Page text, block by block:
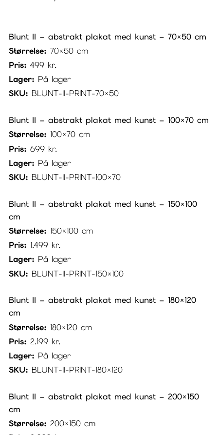
Blunt II – abstrakt plakat med kunst – 70×50 cm
Størrelse: 70×50 cm
Pris: 499 kr.
Lager: På lager
SKU: BLUNT-II-PRINT-70×50
Blunt II – abstrakt plakat med kunst – 100×70 cm
Størrelse: 100×70 cm
Pris: 699 kr.
Lager: På lager
SKU: BLUNT-II-PRINT-100×70
Blunt II – abstrakt plakat med kunst – 150×100
cm
Størrelse: 150×100 cm
Pris: 1.499 kr.
Lager: På lager
SKU: BLUNT-II-PRINT-150×100
Blunt II – abstrakt plakat med kunst – 180×120
cm
Størrelse: 180×120 cm
Pris: 2.199 kr.
Lager: På lager
SKU: BLUNT-II-PRINT-180×120
Blunt II – abstrakt plakat med kunst – 200×150
cm
Størrelse: 200×150 cm